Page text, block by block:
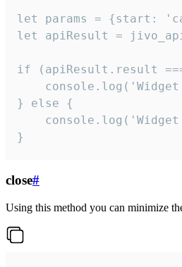
let params = {start:
let apiResult =
if (apiResult.result
} else {
}
close#
Using this method you can minimize